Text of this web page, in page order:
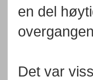
en del
Det var